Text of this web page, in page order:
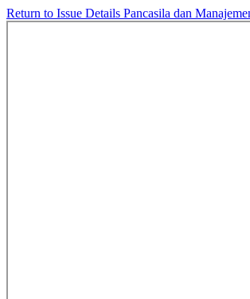
Return to Issue Details Pancasila dan